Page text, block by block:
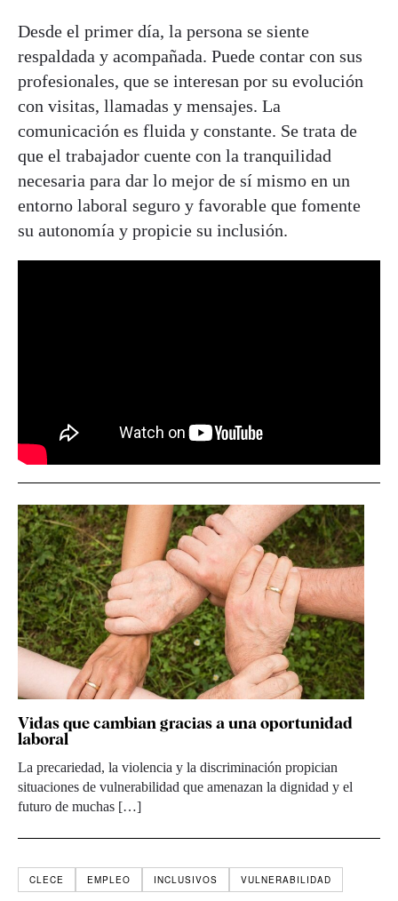
Desde el primer día, la persona se siente
respaldada y acompañada. Puede contar con sus
profesionales, que se interesan por su evolución
con visitas, llamadas y mensajes. La
comunicación es fluida y constante. Se trata de
que el trabajador cuente con la tranquilidad
necesaria para dar lo mejor de sí mismo en un
entorno laboral seguro y favorable que fomente
su autonomía y propicie su inclusión.
Vidas que cambian gracias a una oportunidad
laboral
La precariedad, la violencia y la discriminación propician
situaciones de vulnerabilidad que amenazan la dignidad y el
futuro de muchas […]
CLECE EMPLEO INCLUSIVOS VULNERABILIDAD